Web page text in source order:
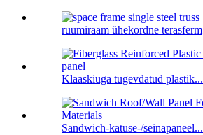
ruumiraam ühekordne terasferm
Klaaskiuga tugevdatud plastik...
Sandwich-katuse-/seinapaneel...